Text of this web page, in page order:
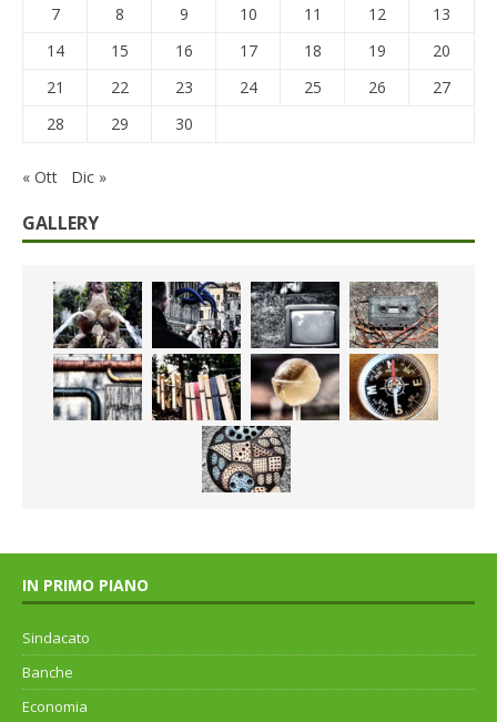
7
8 9 10 11 12
13
14
15 16 17 18 19
20
21
22 23 24 25 26
27
28
29 30
« Ott Dic »
GALLERY
IN PRIMO PIANO
Sindacato
Banche
Economia